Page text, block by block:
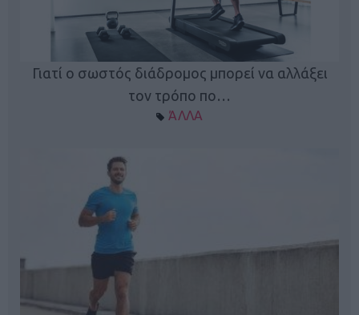
Γιατί ο σωστός διάδρομος μπορεί να αλλάξει
τον τρόπο πο…
ΆΛΛΑ